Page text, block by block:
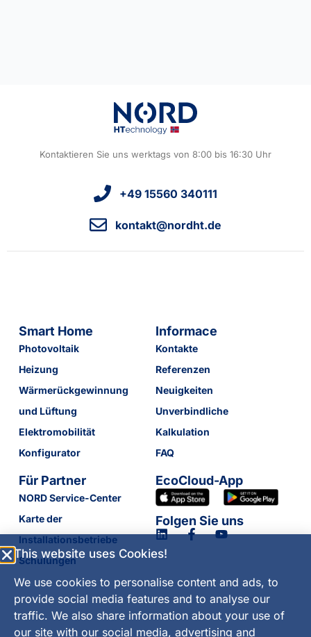
Kontaktieren Sie uns werktags von 8:00 bis 16:30 Uhr
+49 15560 340111
kontakt@nordht.de
Smart Home
Photovoltaik
Heizung
Wärmerückgewinnung
und Lüftung
Elektromobilität
Konfigurator
Informace
Kontakte
Referenzen
Neuigkeiten
Unverbindliche
Kalkulation
FAQ
Für Partner
NORD Service-Center
Karte der
Installationsbetriebe
Schulungen
EcoCloud-App
Folgen Sie uns
This website uses Cookies!
We use cookies to personalise content and ads, to
provide social media features and to analyse our
traffic. We also share information about your use of
our site with our social media, advertising and